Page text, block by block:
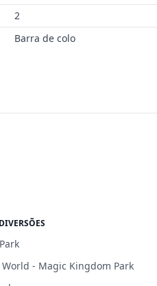
2
Barra de colo
- Magic Kingdom Park